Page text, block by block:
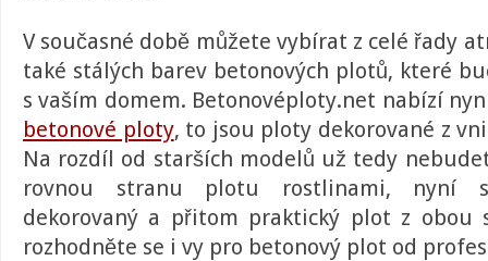
V současné době můžete vybírat z celé řady
také stálých barev betonových plotů, které
s vaším domem. Betonovéploty.net nabízí
betonové ploty, to jsou ploty dekorované z
Na rozdíl od starších modelů už tedy
rovnou stranu plotu rostlinami, nyní
dekorovaný a přitom praktický plot z obou
rozhodněte se i vy pro betonový plot od